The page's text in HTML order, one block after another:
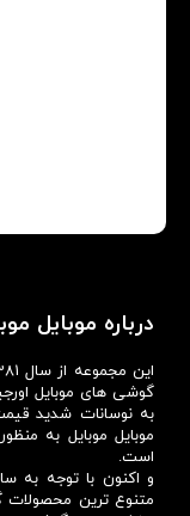
درباره موبایل
گوشی های موبایل
به نوسانات شدید
موبایل موبایل به
است.
و اکنون با توجه به
متنوع ترین محصولات